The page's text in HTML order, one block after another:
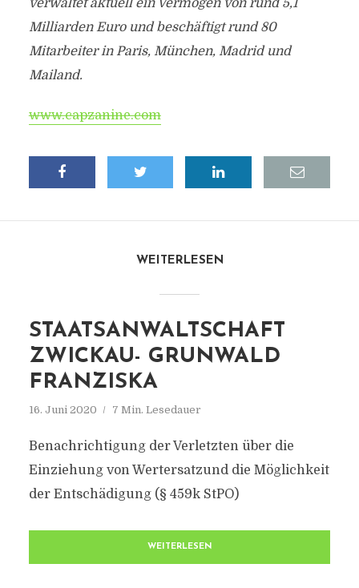
verwaltet aktuell ein Vermögen von rund 5,1
Milliarden Euro und beschäftigt rund 80
Mitarbeiter in Paris, München, Madrid und
Mailand.
www.capzanine.com
WEITERLESEN
STAATSANWALTSCHAFT
ZWICKAU- GRUNWALD
FRANZISKA
16. Juni 2020 7 Min. Lesedauer
Benachrichtigung der Verletzten über die
Einziehung von Wertersatzund die Möglichkeit
der Entschädigung (§ 459k StPO)
WEITERLESEN